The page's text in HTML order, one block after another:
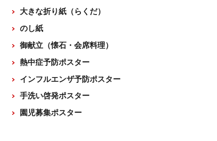
大きな折り紙（らくだ）
のし紙
御献立（懐石・会席料理）
熱中症予防ポスター
インフルエンザ予防ポスター
手洗い啓発ポスター
園児募集ポスター